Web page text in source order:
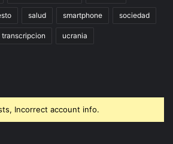
salud smartphone sociedad
transcripcion ucrania
Incorrect account info.